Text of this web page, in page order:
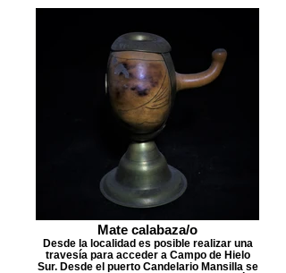
Mate calabaza/o
Desde la localidad es posible realizar una
travesía para acceder a Campo de Hielo
Sur. Desde el puerto Candelario Mansilla se